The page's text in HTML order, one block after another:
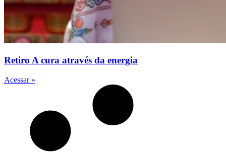
Retiro A cura através da energia
Acessar »